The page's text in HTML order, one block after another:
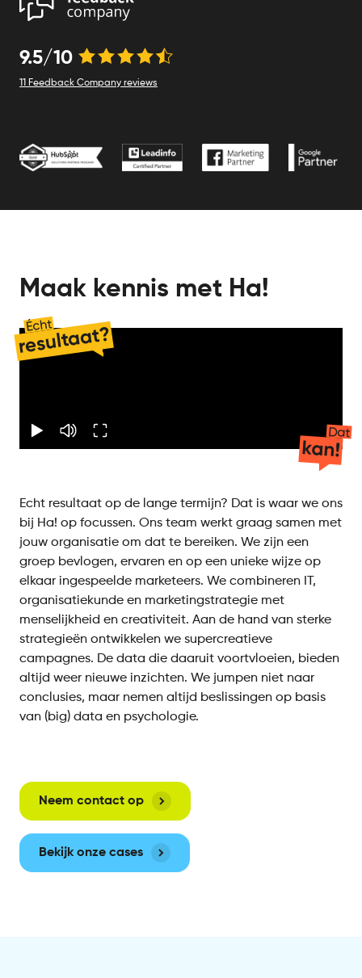
9.5/10
11 Feedback Company reviews
Maak kennis met Ha!
Écht
resultaat?
Dat
kan!
Echt resultaat op de lange termijn? Dat is waar we ons
bij Ha! op focussen. Ons team werkt graag samen met
jouw organisatie om dat te bereiken. We zijn een
groep bevlogen, ervaren en op een unieke wijze op
elkaar ingespeelde marketeers. We combineren IT,
organisatiekunde en marketingstrategie met
menselijkheid en creativiteit. Aan de hand van sterke
strategieën ontwikkelen we supercreatieve
campagnes. De data die daaruit voortvloeien, bieden
altijd weer nieuwe inzichten. We jumpen niet naar
conclusies, maar nemen altijd beslissingen op basis
van (big) data en psychologie.
Neem contact op
Bekijk onze cases